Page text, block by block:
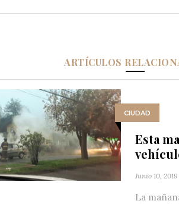
ARTÍCULOS
CIUDAD
Esta
Junio 10, 2019
La